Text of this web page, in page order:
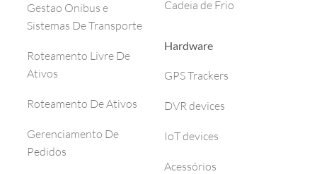
Gestao Onibus e
Sistemas De Transporte
Roteamento Livre De
Ativos
Roteamento De Ativos
Gerenciamento De
Pedidos
Cadeia de Frio
Hardware
GPS Trackers
DVR devices
IoT devices
Acessórios